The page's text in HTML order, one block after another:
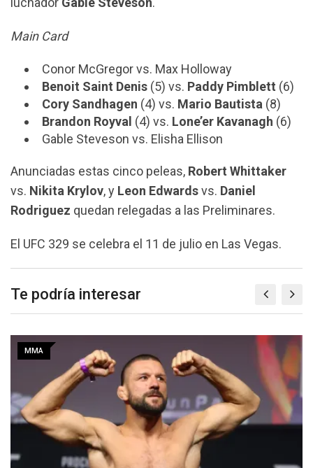
Main Card
Conor McGregor vs. Max Holloway
Benoit Saint Denis (5) vs. Paddy Pimblett (6)
Cory Sandhagen (4) vs. Mario Bautista (8)
Brandon Royval (4) vs. Lone’er Kavanagh (6)
Gable Steveson vs. Elisha Ellison
Anunciadas estas cinco peleas, Robert Whittaker
vs. Nikita Krylov, y Leon Edwardsvs. Daniel
Rodriguez quedan relegadas a las Preliminares.
El UFC 329 se celebra el 11 de julio en Las Vegas.
Te podría interesar
MMA